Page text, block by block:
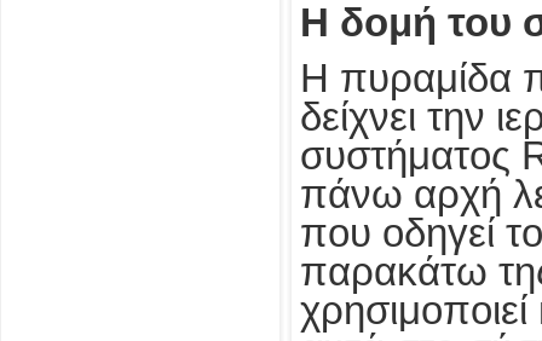
Η δομή του
Η πυραμίδα
δείχνει την
συστήματος
πάνω αρχή
που οδηγεί
παρακάτω